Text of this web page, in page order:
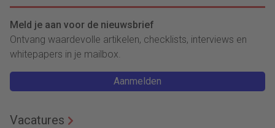
Meld je aan voor de nieuwsbrief
Ontvang waardevolle artikelen, checklists, interviews en
whitepapers in je mailbox.
Aanmelden
Vacatures